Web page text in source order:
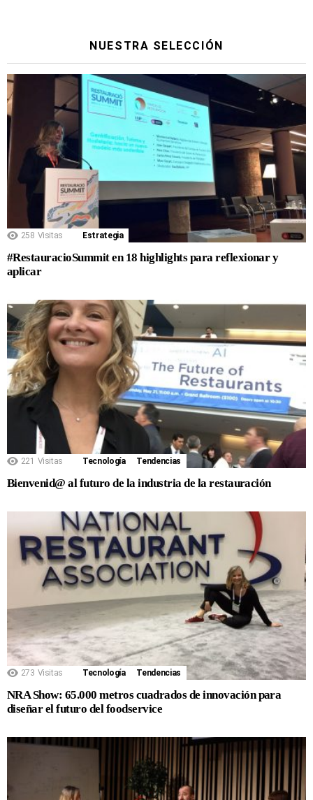
NUESTRA SELECCIÓN
258 Visitas Estrategia
#RestauracioSummit en 18 highlights para reflexionar y
aplicar
221 Visitas Tecnología Tendencias
Bienvenid@ al futuro de la industria de la restauración
273 Visitas Tecnología Tendencias
NRA Show: 65.000 metros cuadrados de innovación para
diseñar el futuro del foodservice